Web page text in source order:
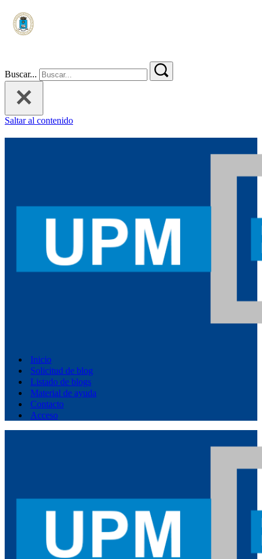
Buscar...
Saltar al contenido
Inicio
Solicitud de blog
Listado de blogs
Material de ayuda
Contacto
Acceso